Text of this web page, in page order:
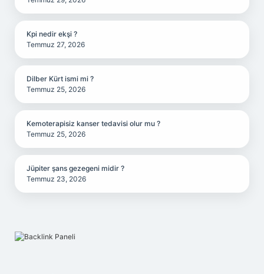
Kpi nedir ekşi ?
Temmuz 27, 2026
Dilber Kürt ismi mi ?
Temmuz 25, 2026
Kemoterapisiz kanser tedavisi olur mu ?
Temmuz 25, 2026
Jüpiter şans gezegeni midir ?
Temmuz 23, 2026